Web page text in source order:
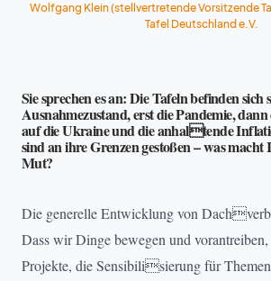
Wolfgang Klein (stellvertretende Vorsitzende
Tafel Deutschland e.V.
Sie sprechen es an: Die Tafeln befinden sich
Ausnahmezustand, erst die Pandemie,
auf die Ukraine und die anhaltende
sind an ihre Grenzen gestoßen – was macht
Mut?
Die generelle Entwicklung von
Dass wir Dinge bewegen und vorantreiben,
Projekte, die Sensibilisierung für